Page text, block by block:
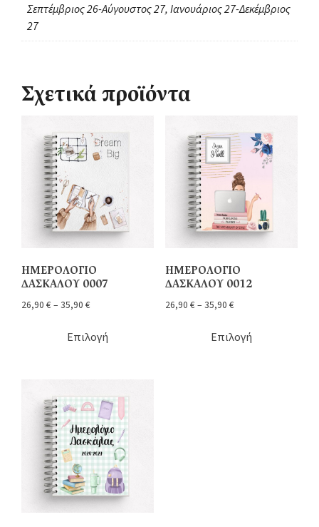
Σεπτέμβριος 26-Αύγουστος 27, Ιανουάριος 27-Δεκέμβριος
27
Σχετικά προϊόντα
ΗΜΕΡΟΛΟΓΙΟ
ΔΑΣΚΑΛΟΥ 0007
26,90 € – 35,90 €
Επιλογή
ΗΜΕΡΟΛΟΓΙΟ
ΔΑΣΚΑΛΟΥ 0012
26,90 € – 35,90 €
Επιλογή